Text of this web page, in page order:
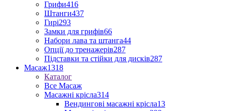
Грифи416
Штанги437
Гирі293
Замки для грифів66
Набори лава та штанга44
Опції до тренажерів287
Підставки та стійки для дисків287
Масаж1318
Каталог
Все Масаж
Масажні крісла314
Вендингові масажні крісла13